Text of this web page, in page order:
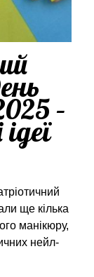
–
ще кілька
манікюру,
нейл-